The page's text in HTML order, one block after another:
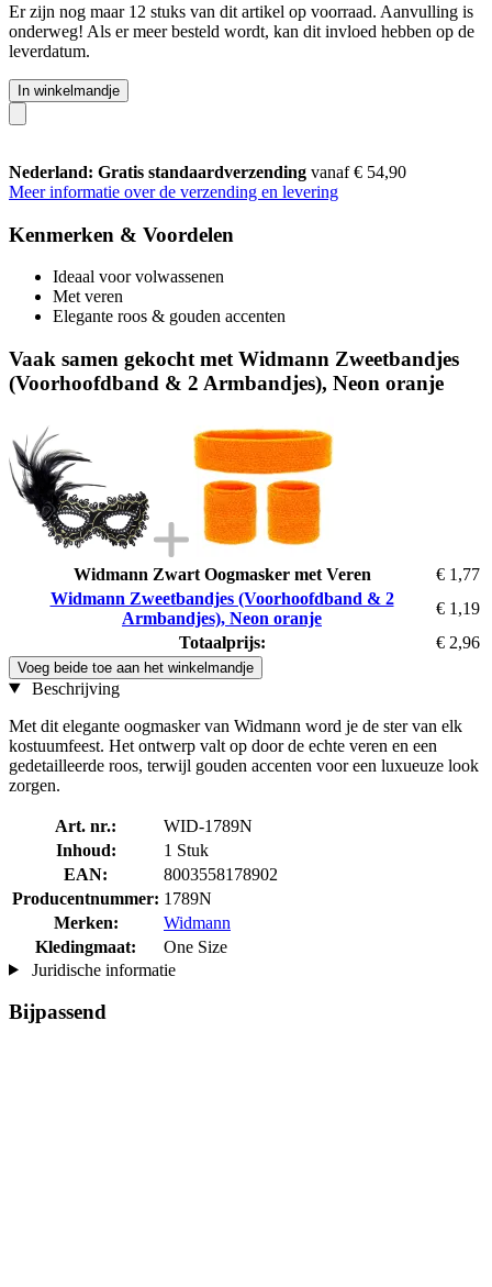
Er zijn nog maar 12 stuks van dit artikel op voorraad. Aanvulling is
onderweg! Als er meer besteld wordt, kan dit invloed hebben op de
leverdatum.
In winkelmandje
Nederland: Gratis standaardverzending vanaf € 54,90
Meer informatie over de verzending en levering
Kenmerken & Voordelen
Ideaal voor volwassenen
Met veren
Elegante roos & gouden accenten
Vaak samen gekocht met Widmann Zweetbandjes
(Voorhoofdband & 2 Armbandjes), Neon oranje
Widmann Zwart Oogmasker met Veren
€ 1,77
Widmann Zweetbandjes (Voorhoofdband & 2
Armbandjes), Neon oranje
€ 1,19
Totaalprijs:
€ 2,96
Voeg beide toe aan het winkelmandje
Beschrijving
Met dit elegante oogmasker van Widmann word je de ster van elk
kostuumfeest. Het ontwerp valt op door de echte veren en een
gedetailleerde roos, terwijl gouden accenten voor een luxueuze look
zorgen.
Art. nr.:
WID-1789N
Inhoud:
1 Stuk
EAN:
8003558178902
Producentnummer: 1789N
Merken:
Widmann
Kledingmaat:
One Size
Juridische informatie
Bijpassend